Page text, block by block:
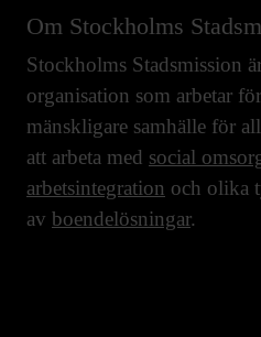
Om Stockholms
Stockholms Stadsmission
organisation som arbetar
mänskligare samhälle för
att arbeta med social
arbetsintegration och olika
av boendelösningar.